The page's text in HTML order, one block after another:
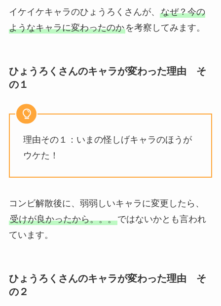
イケイケキャラのひょうろくさんが、 なぜ？今の
ようなキャラに変わったのかを考察してみます。
ひょうろくさんのキャラが変わった理由 そ
の１
理由その１：いまの怪しげキャラのほうが
ウケた！
コンビ解散後に、弱弱しいキャラに変更したら、
受けが良かったから。。。ではないかとも言われ
ています。
ひょうろくさんのキャラが変わった理由 そ
の２